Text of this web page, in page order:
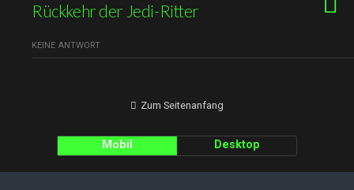
Rückkehr der Jedi-Ritter
KEINE ANTWORT
Zum Seitenanfang
Mobil Desktop